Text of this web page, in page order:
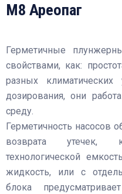
М8 Ареопаг
Герметичные
свойствами, как:
разных климатических
дозирования, они
среду.
Герметичность насосов
возврата утечек,
технологической
жидкость, или с
блока